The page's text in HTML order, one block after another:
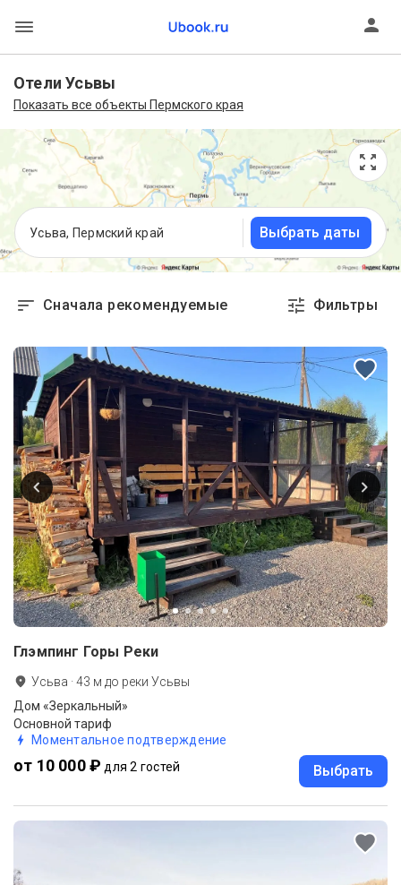
Отели Усьвы
Показать все объекты Пермского края
Усьва, Пермский край Выбрать даты
Сначала рекомендуемые Фильтры
Глэмпинг Горы Реки
Усьва ·43 м до реки Усьвы
Дом «Зеркальный»
Основной тариф
Моментальное подтверждение
от 10 000 ₽ для 2 гостей Выбрать